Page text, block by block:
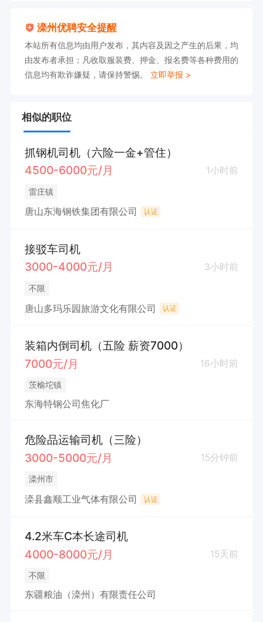
滦州优聘安全提醒
本站所有信息均由用户发布，其内容及因之产生的后果，均
由发布者承担；凡收取服装费、押金、报名费等各种费用的
信息均有欺诈嫌疑，请保持警惕。 立即举报 >
相似的职位
抓钢机司机（六险一金+管住）
4500-6000元/月
1小时前
雷庄镇
唐山东海钢铁集团有限公司 认证
接驳车司机
3000-4000元/月
3小时前
不限
唐山多玛乐园旅游文化有限公司 认证
装箱内倒司机（五险 薪资7000）
7000元/月
16小时前
茨榆坨镇
东海特钢公司焦化厂
危险品运输司机（三险）
3000-5000元/月
15分钟前
滦州市
滦县鑫顺工业气体有限公司 认证
4.2米车C本长途司机
4000-8000元/月
15天前
不限
东疆粮油（滦州）有限责任公司